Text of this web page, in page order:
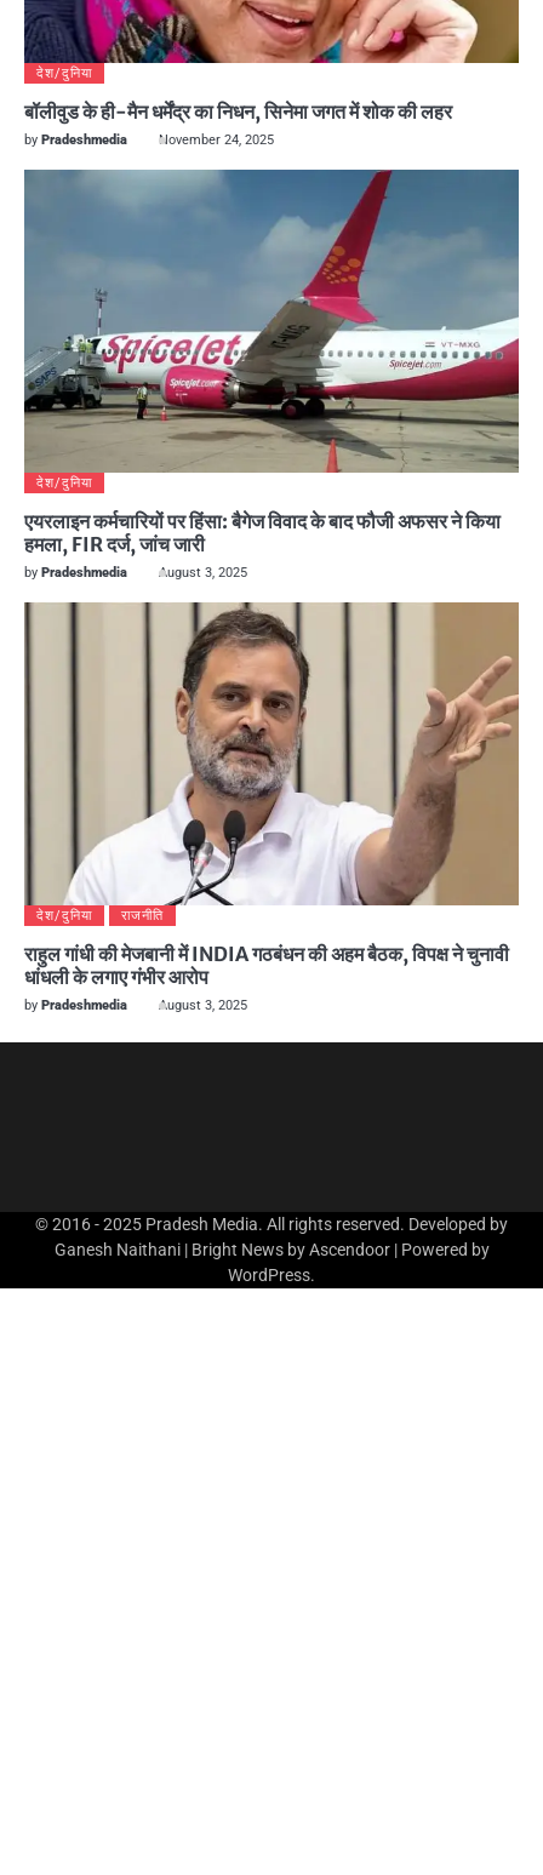
देश/दुनिया
बॉलीवुड के ही-मैन धर्मेंद्र का निधन, सिनेमा जगत में शोक की लहर
by Pradeshmedia November 24, 2025
देश/दुनिया
एयरलाइन कर्मचारियों पर हिंसा: बैगेज विवाद के बाद फौजी अफसर ने किया
हमला, FIR दर्ज, जांच जारी
by Pradeshmedia August 3, 2025
देश/दुनिया राजनीति
राहुल गांधी की मेजबानी में INDIA गठबंधन की अहम बैठक, विपक्ष ने चुनावी
धांधली के लगाए गंभीर आरोप
by Pradeshmedia August 3, 2025
© 2016 - 2025 Pradesh Media. All rights reserved. Developed by
Ganesh Naithani | Bright News byAscendoor| Powered by
WordPress.